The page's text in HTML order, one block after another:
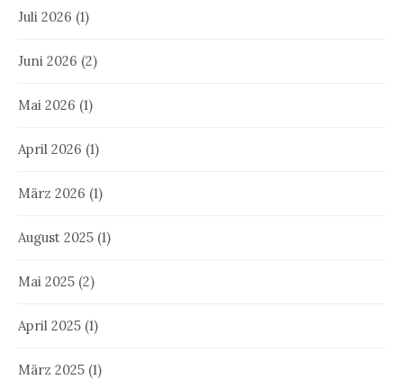
Juli 2026 (1)
Juni 2026 (2)
Mai 2026 (1)
April 2026 (1)
März 2026 (1)
August 2025 (1)
Mai 2025 (2)
April 2025 (1)
März 2025 (1)